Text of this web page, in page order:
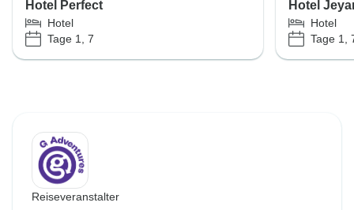
Hotel Perfect
Hotel
Tage 1, 7
Hotel
Hotel
Tage 1,
Reiseveranstalter